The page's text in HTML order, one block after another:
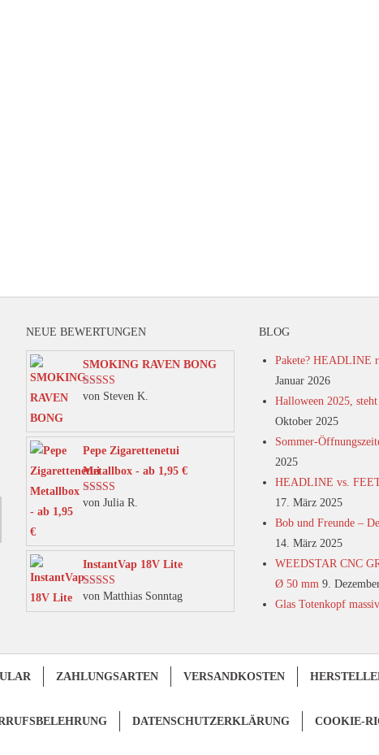
NEUE BEWERTUNGEN
SMOKING RAVEN BONG
Bewertet mit
von Steven K.
Pepe Zigarettenetui
Metallbox - ab 1,95 €
Bewertet mit
von Julia R.
InstantVap 18V Lite
Bewertet mit
5von 5
von Matthias Sonntag
BLOG
Pakete? HEADLINE
Januar 2026
Halloween 2025,
Oktober 2025
Sommer-
2025
HEADLINE vs.
17. März 2025
Bob und Freunde –
14. März 2025
WEEDSTAR CNC
Ø 50 mm 9.
Glas Totenkopf massiv
ZAHLUNGSARTEN VERSANDKOSTEN
DATENSCHUTZERKLÄRUNG COOKIE-